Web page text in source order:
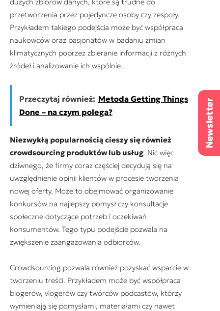
przetworzenia przez pojedyncze osoby czy zespoły.
Przykładem takiego podejścia może być współpraca
naukowców oraz pasjonatów w badaniu zmian
klimatycznych poprzez zbieranie informacji z różnych
źródeł i analizowanie ich wspólnie.
Przeczytaj również: Metoda Getting Things
Done – na czym polega?
Niezwykłą popularnością cieszy się również
crowdsourcing produktów lub usług. Nic więc
dziwnego, że firmy coraz częściej decydują się na
uwzględnienie opinii klientów w procesie tworzenia
nowej oferty. Może to obejmować organizowanie
konkursów na najlepszy pomysł czy konsultacje
społeczne dotyczące potrzeb i oczekiwań
konsumentów. Tego typu podejście pozwala na
zwiększenie zaangażowania odbiorców.
Crowdsourcing pozwala również pozyskać wsparcie w
tworzeniu treści. Przykładem może być współpraca
blogerów, vlogerów czy twórców podcastów, którzy
wymieniają się pomysłami, materiałami czy nawet